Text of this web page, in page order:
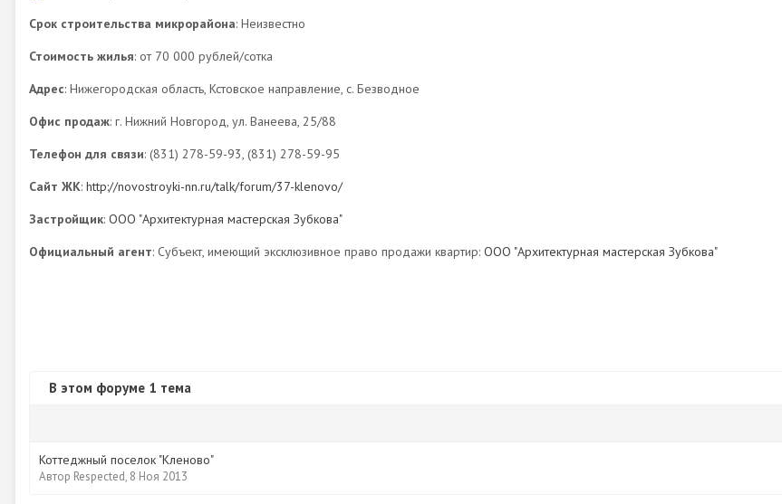
Срок строительства микрорайона: Неизвестно
Стоимость жилья: от 70 000 рублей/сотка
Адрес: Нижегородская область, Кстовское направление, с. Безводное
Офис продаж: г. Нижний Новгород, ул. Ванеева, 25/88
Телефон для связи: (831) 278-59-93, (831) 278-59-95
Сайт ЖК: http://novostroyki-nn.ru/talk/forum/37-klenovo/
Застройщик: ООО "Архитектурная мастерская Зубкова"
Официальный агент: Субъект, имеющий эксклюзивное право продажи квартир: ООО "Архитектурная мастерская Зубкова"
В этом форуме 1 тема
Коттеджный поселок "Кленово"
Автор Respected, 8 Ноя 2013